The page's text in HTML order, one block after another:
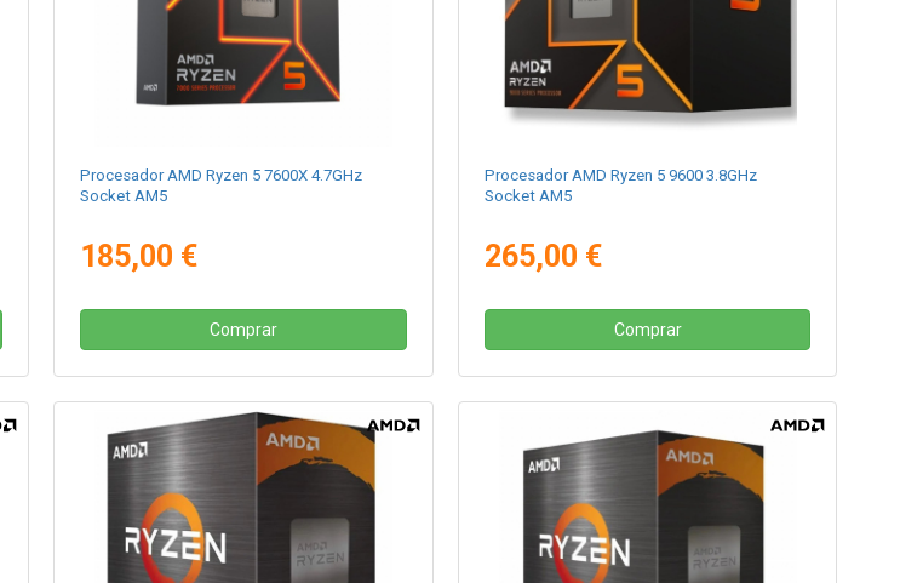
Procesador AMD Ryzen 5 7600X 4.7GHz
Socket AM5
185,00 €
Comprar
Procesador AMD Ryzen 5 9600 3.8GHz
Socket AM5
265,00 €
Comprar